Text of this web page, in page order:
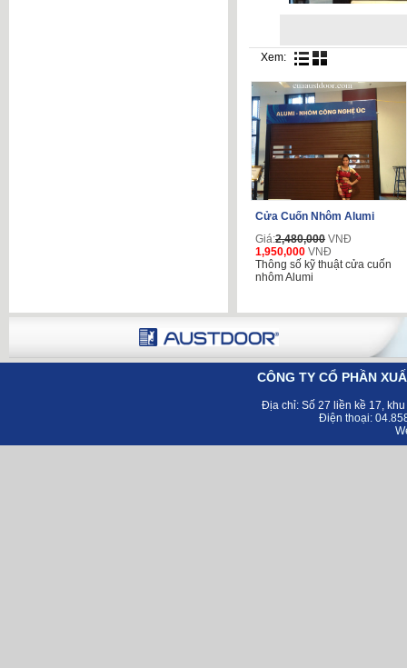
Xem:
Cửa Cuốn Nhôm Alumi
Giá:2,480,000 VNĐ
1,950,000 VNĐ
Thông số kỹ thuật cửa cuốn
nhôm Alumi
CÔNG TY CỔ PHẦN
Địa chỉ: Số 27 liền kề 17,
Điện thoại: